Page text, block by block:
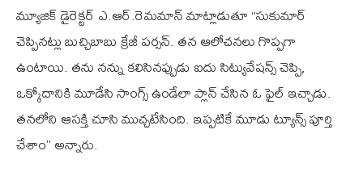
మ్యూజిక్ డైరెక్టర్ ఎ.ఆర్.రెమమాన్ మాట్లాడుతూ ‘‘సుకుమార్
చెప్పినట్లు బుచ్చిబాబు క్రేజీ పర్సన్. తన ఆలోచనలు గొప్పగా
ఉంటాయి. తను నన్ను కలిసినప్పుడు ఐదు సిట్యువేషన్స్ చెప్పి,
ఒక్కోదానికి మూడేసి సాంగ్స్ ఉండేలా ప్లాన్ చేసిన ఓ ఫైల్ ఇచ్చాడు.
తనలోని ఆసక్తి చూసి ముచ్చటేసింది. ఇప్పటికే మూడు ట్యూన్స్ పూర్తి
చేశాం’’ అన్నారు.